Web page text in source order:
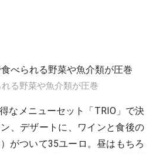
る野菜や魚介類が圧巻
なメニューセット「TRIO」で決
、デザートに、ワインと食後の
がついて35ユーロ。昼はもちろ